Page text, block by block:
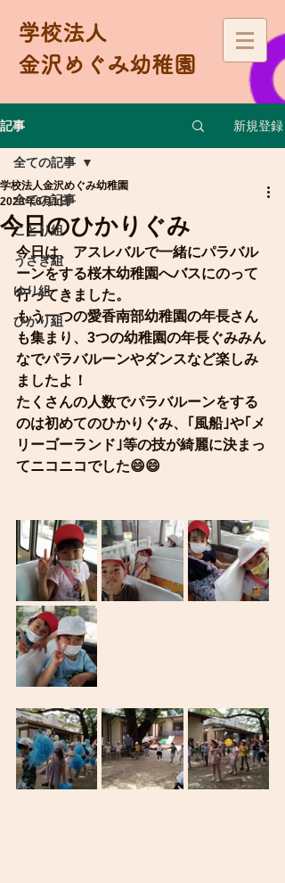
学校法人
金沢めぐみ幼稚園
記事 新規登録
全ての記事
ことり組
うさぎ組
ゆり組
ひかり組
全ての記事
今日のひかりぐみ
学校法人金沢めぐみ幼稚園
2023年6月1日
今日は、アスレバルで一緒にパラバル
ーンをする桜木幼稚園へバスにのって
行ってきました。
もう一つの愛香南部幼稚園の年長さん
も集まり、3つの幼稚園の年長ぐみみん
なでパラバルーンやダンスなど楽しみ
ましたよ！
たくさんの人数でパラバルーンをする
のは初めてのひかりぐみ、｢風船｣や｢メ
リーゴーランド｣等の技が綺麗に決まっ
てニコニコでした😄😄